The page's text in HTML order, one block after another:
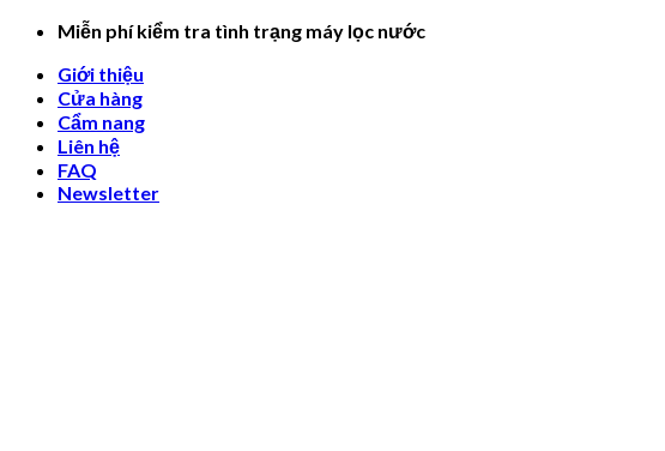
Skip
content
Miễn phí kiểm tra tình trạng máy lọc nước
Giới thiệu
Cửa hàng
Cẩm nang
Liên hệ
FAQ
Newsletter